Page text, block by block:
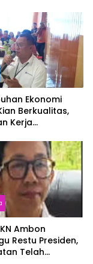
Ekonomi
Berkualitas,
Kerja
Turun
Ambon
Restu Presiden,
Telah